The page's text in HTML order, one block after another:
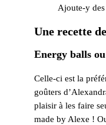
Ajoute-y
Une recette
Energy balls
Celle-ci est la
goûters
plaisir à les faire
made by Alexe !